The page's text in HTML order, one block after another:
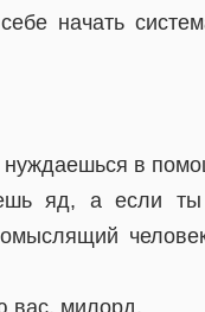
начать
в
яд, а если ты
вас, милорд.